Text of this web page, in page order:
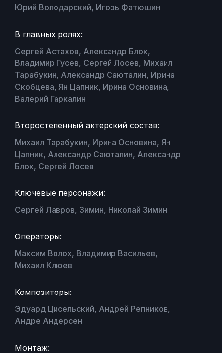
Юрий Володарский, Игорь Фатюшин
В главных ролях:
Сергей Астахов, Александр Блок,
Владимир Гусев, Сергей Лосев, Михаил
Тарабукин, Александр Саюталин, Ирина
Скобцева, Ян Цапник, Ирина Основина,
Валерий Гаркалин
Второстепенный актерский состав:
Михаил Тарабукин, Ирина Основина, Ян
Цапник, Александр Саюталин, Александр
Блок, Сергей Лосев
Ключевые персонажи:
Сергей Лавров, Зимин, Николай Зимин
Операторы:
Максим Волох, Владимир Васильев,
Михаил Клюев
Композиторы:
Эдуард Цисельский, Андрей Репников,
Андре Андерсен
Монтаж: